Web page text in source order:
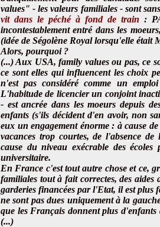
values" - les valeurs familiales - sont
vit dans le péché à fond de train :
incontestablement entré dans les
(idée de Ségolène Royal lorsqu'elle était
Alors, pourquoi ?
(...) Aux USA, family values ou pas, ce
ce sont elles qui influencent les choix
n'est pas considéré comme un
L'habitude de licencier un conjoint
- est ancrée dans les moeurs depuis
enfants (s'ils décident d'en avoir, non
eux un engagement énorme : à cause
vacances trop courtes, de l'absence
cause du niveau exécrable des
universitaire.
En France c'est tout autre chose et ce,
familiales tout à fait correctes, des aides
garderies financées par l'Etat, il est plus
ne sont pas dues uniquement à la
que les Français donnent plus
(...)